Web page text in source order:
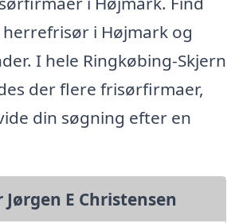
i Højmark og
I hele Ringkøbing-Skjern
der flere frisørfirmaer,
din søgning efter en
Jørgen E Christensen